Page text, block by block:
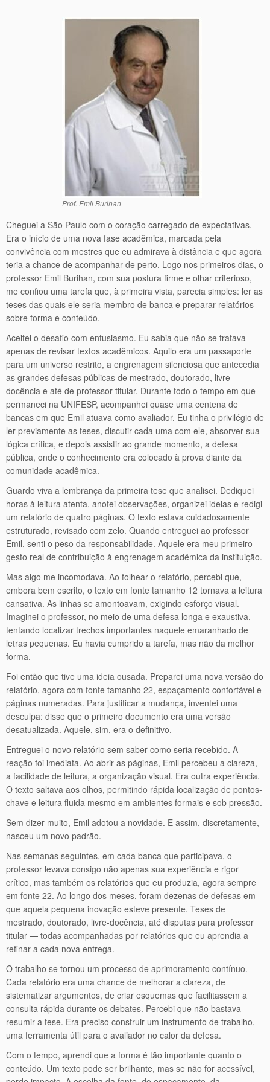
Prof. Emil Burihan
Cheguei a São Paulo com o coração carregado de expectativas.
Era o início de uma nova fase acadêmica, marcada pela
convivência com mestres que eu admirava à distância e que agora
teria a chance de acompanhar de perto. Logo nos primeiros dias, o
professor Emil Burihan, com sua postura firme e olhar criterioso,
me confiou uma tarefa que, à primeira vista, parecia simples: ler as
teses das quais ele seria membro de banca e preparar relatórios
sobre forma e conteúdo.
Aceitei o desafio com entusiasmo. Eu sabia que não se tratava
apenas de revisar textos acadêmicos. Aquilo era um passaporte
para um universo restrito, a engrenagem silenciosa que antecedia
as grandes defesas públicas de mestrado, doutorado, livre-
docência e até de professor titular. Durante todo o tempo em que
permaneci na UNIFESP, acompanhei quase uma centena de
bancas em que Emil atuava como avaliador. Eu tinha o privilégio de
ler previamente as teses, discutir cada uma com ele, absorver sua
lógica crítica, e depois assistir ao grande momento, a defesa
pública, onde o conhecimento era colocado à prova diante da
comunidade acadêmica.
Guardo viva a lembrança da primeira tese que analisei. Dediquei
horas à leitura atenta, anotei observações, organizei ideias e redigi
um relatório de quatro páginas. O texto estava cuidadosamente
estruturado, revisado com zelo. Quando entreguei ao professor
Emil, senti o peso da responsabilidade. Aquele era meu primeiro
gesto real de contribuição à engrenagem acadêmica da instituição.
Mas algo me incomodava. Ao folhear o relatório, percebi que,
embora bem escrito, o texto em fonte tamanho 12 tornava a leitura
cansativa. As linhas se amontoavam, exigindo esforço visual.
Imaginei o professor, no meio de uma defesa longa e exaustiva,
tentando localizar trechos importantes naquele emaranhado de
letras pequenas. Eu havia cumprido a tarefa, mas não da melhor
forma.
Foi então que tive uma ideia ousada. Preparei uma nova versão do
relatório, agora com fonte tamanho 22, espaçamento confortável e
páginas numeradas. Para justificar a mudança, inventei uma
desculpa: disse que o primeiro documento era uma versão
desatualizada. Aquele, sim, era o definitivo.
Entreguei o novo relatório sem saber como seria recebido. A
reação foi imediata. Ao abrir as páginas, Emil percebeu a clareza,
a facilidade de leitura, a organização visual. Era outra experiência.
O texto saltava aos olhos, permitindo rápida localização de pontos-
chave e leitura fluida mesmo em ambientes formais e sob pressão.
Sem dizer muito, Emil adotou a novidade. E assim, discretamente,
nasceu um novo padrão.
Nas semanas seguintes, em cada banca que participava, o
professor levava consigo não apenas sua experiência e rigor
crítico, mas também os relatórios que eu produzia, agora sempre
em fonte 22. Ao longo dos meses, foram dezenas de defesas em
que aquela pequena inovação esteve presente. Teses de
mestrado, doutorado, livre-docência, até disputas para professor
titular — todas acompanhadas por relatórios que eu aprendia a
refinar a cada nova entrega.
O trabalho se tornou um processo de aprimoramento contínuo.
Cada relatório era uma chance de melhorar a clareza, de
sistematizar argumentos, de criar esquemas que facilitassem a
consulta rápida durante os debates. Percebi que não bastava
resumir a tese. Era preciso construir um instrumento de trabalho,
uma ferramenta útil para o avaliador no calor da defesa.
Com o tempo, aprendi que a forma é tão importante quanto o
conteúdo. Um texto pode ser brilhante, mas se não for acessível,